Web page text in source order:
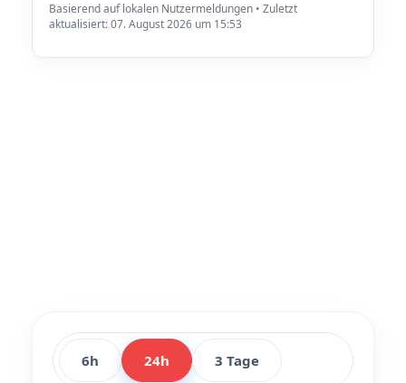
Basierend auf lokalen Nutzermeldungen • Zuletzt
aktualisiert: 07. August 2026 um 15:53
6h 24h 3 Tage